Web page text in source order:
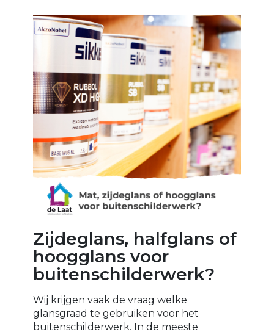
Zijdeglans, halfglans of
hoogglans voor
buitenschilderwerk?
Wij krijgen vaak de vraag welke
glansgraad te gebruiken voor het
buitenschilderwerk. In de meeste